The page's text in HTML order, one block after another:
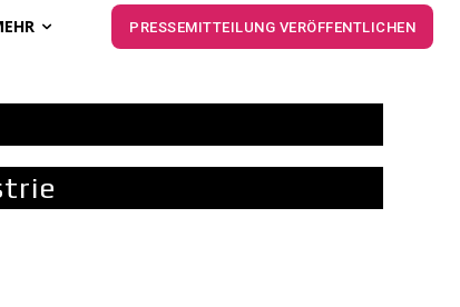
PRESSEMITTEILUNG VERÖFFENTLICHEN